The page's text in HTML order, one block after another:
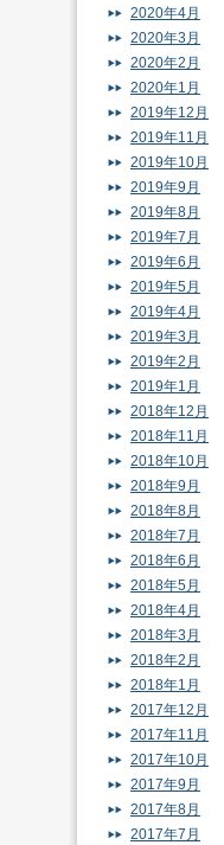
2020年4月
2020年3月
2020年2月
2020年1月
2019年12月
2019年11月
2019年10月
2019年9月
2019年8月
2019年7月
2019年6月
2019年5月
2019年4月
2019年3月
2019年2月
2019年1月
2018年12月
2018年11月
2018年10月
2018年9月
2018年8月
2018年7月
2018年6月
2018年5月
2018年4月
2018年3月
2018年2月
2018年1月
2017年12月
2017年11月
2017年10月
2017年9月
2017年8月
2017年7月